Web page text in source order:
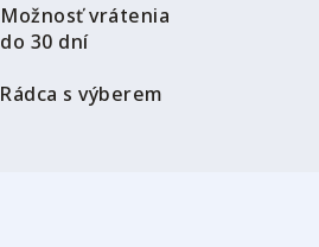
Možnosť vrátenia
do 30 dní
Rádca s výberem